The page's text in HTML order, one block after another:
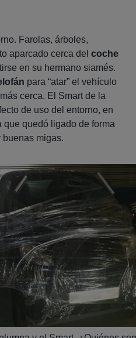
Farolas, árboles,
aparcado cerca del coche
en su hermano siamés.
para “atar” el vehículo
cerca. El Smart de la
de uso del entorno, en
quedó ligado de forma
buenas migas.